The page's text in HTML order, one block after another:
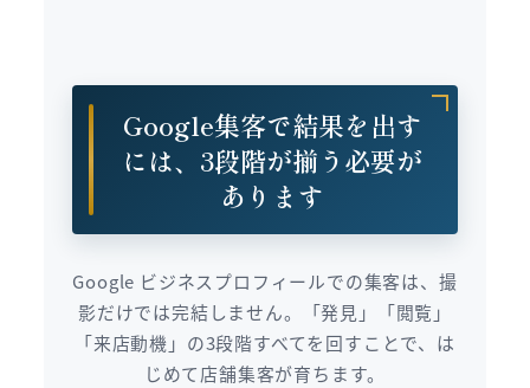
Google集客で結果を出す
には、3段階が揃う必要が
あります
Google ビジネスプロフィールでの集客は、撮
影だけでは完結しません。「発見」「閲覧」
「来店動機」の3段階すべてを回すことで、は
じめて店舗集客が育ちます。